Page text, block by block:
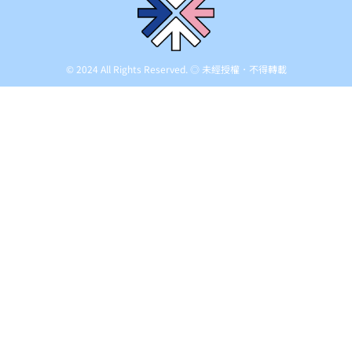
© 2024 All Rights Reserved. ◎ 未經授權．不得轉載